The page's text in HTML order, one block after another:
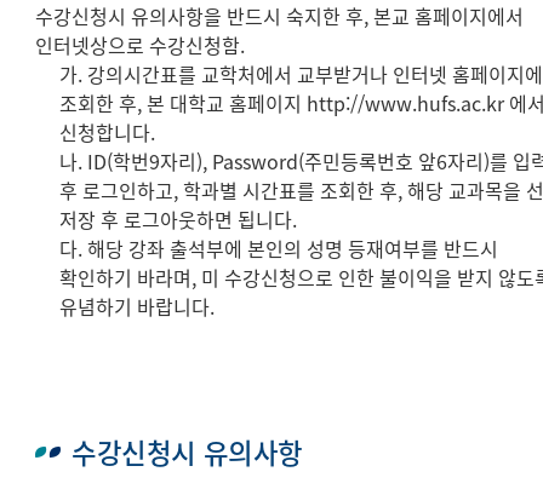
수강신청시 유의사항을 반드시 숙지한 후, 본교 홈페이지에서
인터넷상으로 수강신청함.
가. 강의시간표를 교학처에서 교부받거나 인터넷 홈페이지
조회한 후, 본 대학교 홈페이지 http://www.hufs.ac.kr 에
신청합니다.
나. ID(학번9자리), Password(주민등록번호 앞6자리)를 입
후 로그인하고, 학과별 시간표를 조회한 후, 해당 교과목을
저장 후 로그아웃하면 됩니다.
다. 해당 강좌 출석부에 본인의 성명 등재여부를 반드시
확인하기 바라며, 미 수강신청으로 인한 불이익을 받지 않도
유념하기 바랍니다.
수강신청시 유의사항